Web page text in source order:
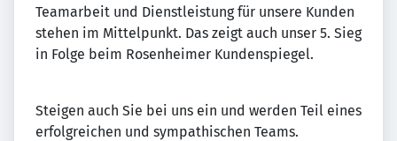
Teamarbeit und Dienstleistung für unsere Kunden
stehen im Mittelpunkt. Das zeigt auch unser 5. Sieg
in Folge beim Rosenheimer Kundenspiegel.
Steigen auch Sie bei uns ein und werden Teil eines
erfolgreichen und sympathischen Teams.